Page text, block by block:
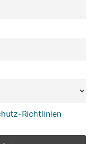
Richtlinien